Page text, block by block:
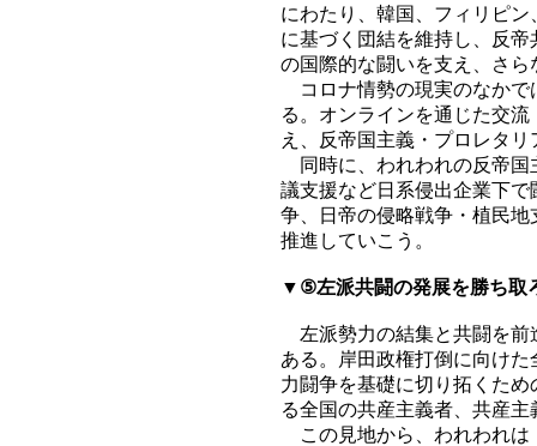
にわたり、韓国、フィリピ
に基づく団結を維持し、反
の国際的な闘いを支え、さ
コロナ情勢の現実のなかで
る。オンラインを通じた交
え、反帝国主義・プロレタ
同時に、われわれの反帝国
議支援など日系侵出企業下
争、日帝の侵略戦争・植民
推進していこう。
▼⑤左派共闘の発展を勝ち取
左派勢力の結集と共闘を前
ある。岸田政権打倒に向け
力闘争を基礎に切り拓くた
る全国の共産主義者、共産
この見地から、われわれ